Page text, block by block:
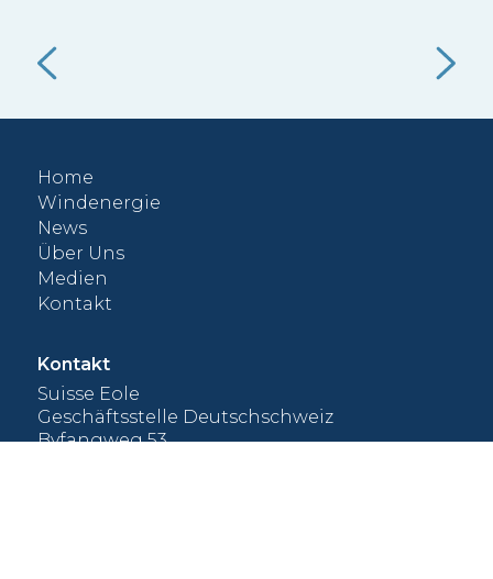
als die kostengünstigste neue fossile
Alternative.
Home
Windenergie
News
Über Uns
Medien
Kontakt
Kontakt
Suisse Eole
Geschäftsstelle Deutschschweiz
Byfangweg 53